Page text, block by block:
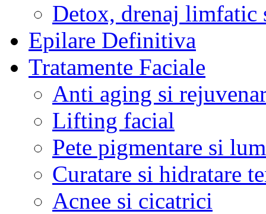
Detox, drenaj limfatic
Epilare Definitiva
Tratamente Faciale
Anti aging si
Lifting facial
Pete pigmentare si
Curatare si hidratare
Acnee si cicatrici